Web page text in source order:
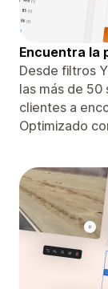
Encuentra la
Desde filtros
las más de 50
clientes a
Optimizado